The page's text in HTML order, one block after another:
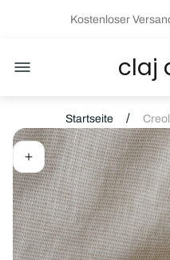
Kostenloser
claj
Startseite /